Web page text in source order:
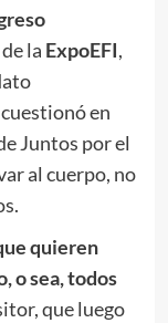
la ExpoEFI,
en
Juntos por el
al cuerpo, no
quieren
o sea, todos
que luego